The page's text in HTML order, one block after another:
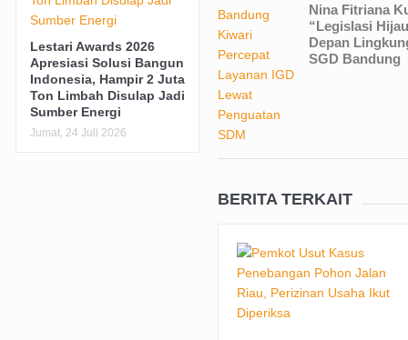
Nina Fitriana
“Legislasi
Depan
SGD Bandung
BERITA TERKAIT
Lestari Awards 2026
Apresiasi Solusi Bangun
Indonesia, Hampir 2 Juta
Ton Limbah Disulap Jadi
Sumber Energi
Jumat, 24 Juli 2026